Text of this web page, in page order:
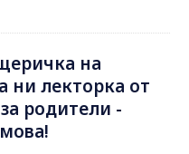
на
ни лекторка от
родители -